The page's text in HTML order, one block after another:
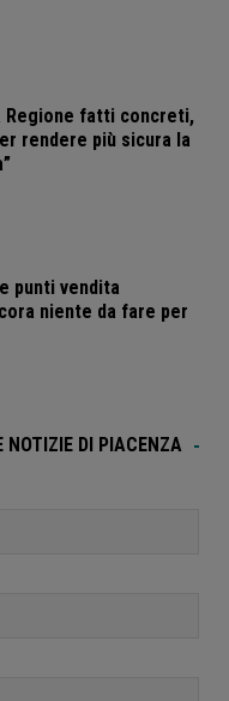
Regione fatti concreti,
rendere più sicura la
punti vendita
niente da fare per
NOTIZIE DI PIACENZA